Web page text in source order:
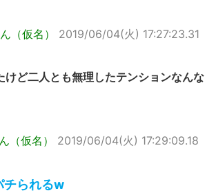
（仮名）
2019/06/04(火) 17:27:23.31
けど二人とも無理したテンションなんな
（仮名）
2019/06/04(火) 17:29:09.18
チられるw